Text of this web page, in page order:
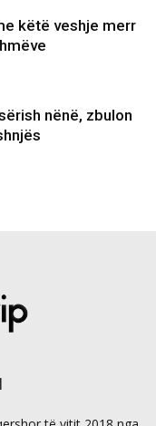
këtë veshje merr
nënë, zbulon